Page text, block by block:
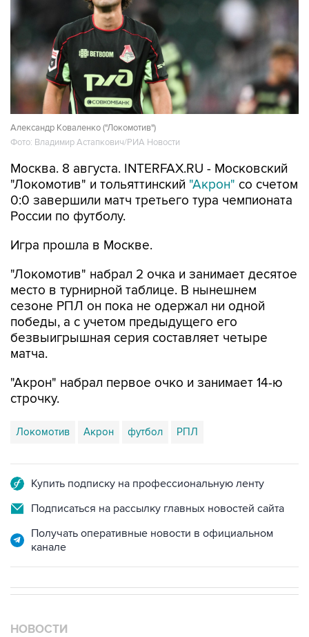
Александр Коваленко ("Локомотив")
Фото: Владимир Астапкович/РИА Новости
Москва. 8 августа. INTERFAX.RU - Московский
"Локомотив" и тольяттинский "Акрон" со счетом
0:0 завершили матч третьего тура чемпионата
России по футболу.
Игра прошла в Москве.
"Локомотив" набрал 2 очка и занимает десятое
место в турнирной таблице. В нынешнем
сезоне РПЛ он пока не одержал ни одной
победы, а с учетом предыдущего его
безвыигрышная серия составляет четыре
матча.
"Акрон" набрал первое очко и занимает 14-ю
строчку.
Локомотив Акрон футбол РПЛ
Купить подписку на профессиональную ленту
Подписаться на рассылку главных новостей сайта
Получать оперативные новости в официальном
канале
НОВОСТИ